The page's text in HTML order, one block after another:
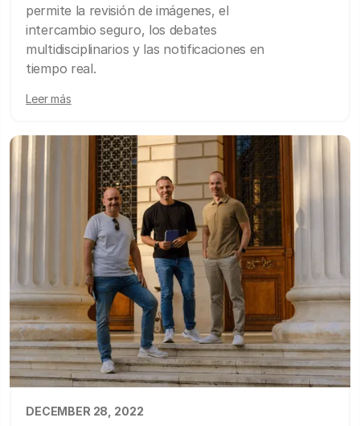
permite la revisión de imágenes, el
intercambio seguro, los debates
multidisciplinarios y las notificaciones en
tiempo real.
Leer más
DECEMBER 28, 2022